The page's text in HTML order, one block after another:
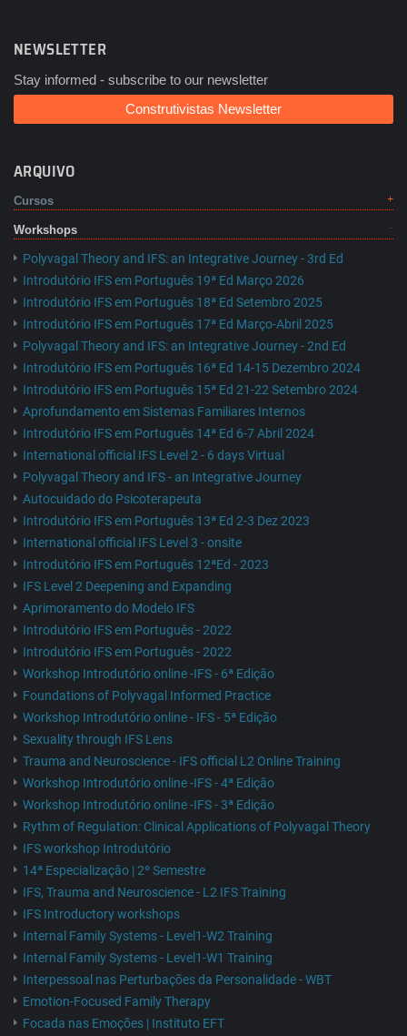
NEWSLETTER
Stay informed - subscribe to our newsletter
Construtivistas Newsletter
ARQUIVO
Cursos
Workshops
Polyvagal Theory and IFS: an Integrative Journey - 3rd Ed
Introdutório IFS em Português 19ª Ed Março 2026
Introdutório IFS em Português 18ª Ed Setembro 2025
Introdutório IFS em Português 17ª Ed Março-Abril 2025
Polyvagal Theory and IFS: an Integrative Journey - 2nd Ed
Introdutório IFS em Português 16ª Ed 14-15 Dezembro 2024
Introdutório IFS em Português 15ª Ed 21-22 Setembro 2024
Aprofundamento em Sistemas Familiares Internos
Introdutório IFS em Português 14ª Ed 6-7 Abril 2024
International official IFS Level 2 - 6 days Virtual
Polyvagal Theory and IFS - an Integrative Journey
Autocuidado do Psicoterapeuta
Introdutório IFS em Português 13ª Ed 2-3 Dez 2023
International official IFS Level 3 - onsite
Introdutório IFS em Português 12ªEd - 2023
IFS Level 2 Deepening and Expanding
Aprimoramento do Modelo IFS
Introdutório IFS em Português - 2022
Introdutório IFS em Português - 2022
Workshop Introdutório online -IFS - 6ª Edição
Foundations of Polyvagal Informed Practice
Workshop Introdutório online - IFS - 5ª Edição
Sexuality through IFS Lens
Trauma and Neuroscience - IFS official L2 Online Training
Workshop Introdutório online -IFS - 4ª Edição
Workshop Introdutório online -IFS - 3ª Edição
Rythm of Regulation: Clinical Applications of Polyvagal Theory
IFS workshop Introdutório
14ª Especialização | 2º Semestre
IFS, Trauma and Neuroscience - L2 IFS Training
IFS Introductory workshops
Internal Family Systems - Level1-W2 Training
Internal Family Systems - Level1-W1 Training
Interpessoal nas Perturbações da Personalidade - WBT
Emotion-Focused Family Therapy
Focada nas Emoções | Instituto EFT